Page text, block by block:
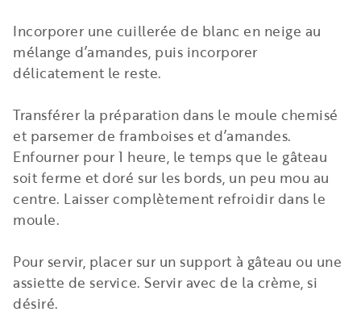
Incorporer une cuillerée de blanc en neige au
mélange d’amandes, puis incorporer
délicatement le reste.
Transférer la préparation dans le moule chemisé
et parsemer de framboises et d’amandes.
Enfourner pour 1 heure, le temps que le gâteau
soit ferme et doré sur les bords, un peu mou au
centre. Laisser complètement refroidir dans le
moule.
Pour servir, placer sur un support à gâteau ou une
assiette de service. Servir avec de la crème, si
désiré.